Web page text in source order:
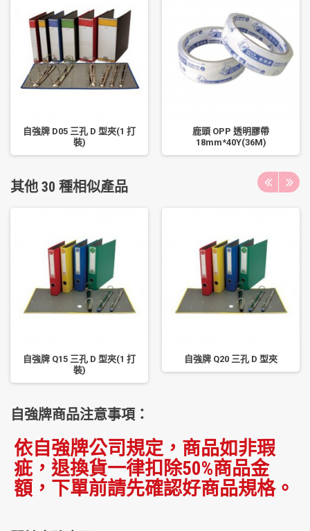
自強牌 D05 三孔 D 型夾(1 打
裝)
鹿頭 OPP 透明膠帶
18mm*40Y(36M)
其他 30 種相似產品
自強牌 Q15 三孔 D 型夾(1 打
裝)
自強牌 Q20 三孔 D 型夾
自強牌商品注意事項：
依自強牌公司規定，商品如非瑕
疵，退換貨一律扣除50%商品金
額，下單前請先確認好商品規格。